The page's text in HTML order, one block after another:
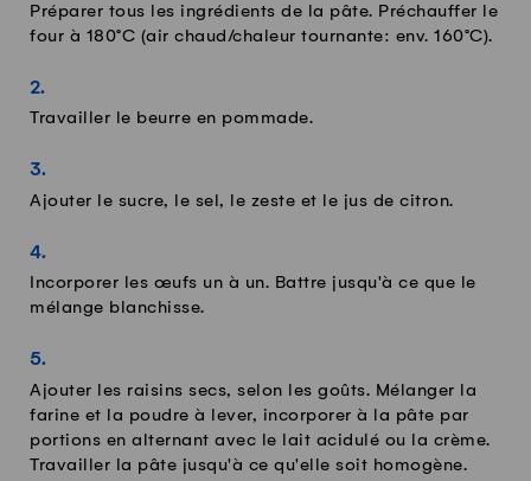
Préparer tous les ingrédients de la pâte. Préchauffer le
four à 180°C (air chaud/chaleur tournante: env. 160°C).
Travailler le beurre en pommade.
Ajouter le sucre, le sel, le zeste et le jus de citron.
Incorporer les œufs un à un. Battre jusqu'à ce que le
mélange blanchisse.
Ajouter les raisins secs, selon les goûts. Mélanger la
farine et la poudre à lever, incorporer à la pâte par
portions en alternant avec le lait acidulé ou la crème.
Travailler la pâte jusqu'à ce qu'elle soit homogène.